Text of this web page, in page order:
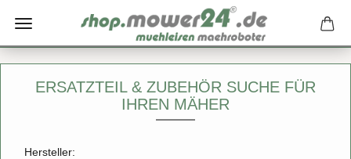
ERSATZTEIL & ZUBEHÖR SUCHE FÜR
IHREN MÄHER
Hersteller: